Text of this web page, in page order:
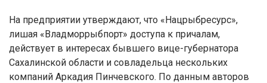
На предприятии утверждают, что «Нацрыбресурс»,
лишая «Владморрыбпорт» доступа к причалам,
действует в интересах бывшего вице-губернатора
Сахалинской области и совладельца нескольких
компаний Аркадия Пинчевского. По данным авторов